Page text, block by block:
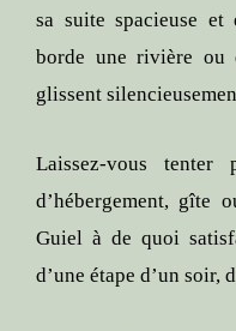
sa suite spacieuse
borde une rivière ou
glissent
Laissez-vous tenter
d’hébergement, gîte
Guiel à de quoi
d’une étape d’un soir,